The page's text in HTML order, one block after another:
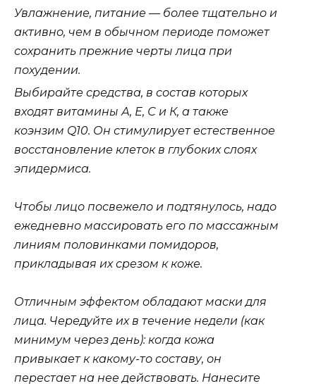
Увлажнение, питание — более тщательно и
активно, чем в обычном периоде поможет
сохранить прежние черты лица при
похудении.
Выбирайте средства, в состав которых
входят витамины А, Е, С и К, а также
коэнзим Q10. Он стимулирует естественное
восстановление клеток в глубоких слоях
эпидермиса.
Чтобы лицо посвежело и подтянулось, надо
ежедневно массировать его по массажным
линиям половинками помидоров,
прикладывая их срезом к коже.
Отличным эффектом обладают маски для
лица. Чередуйте их в течение недели (как
минимум через день): когда кожа
привыкает к какому-то составу, он
перестает на нее действовать. Нанесите